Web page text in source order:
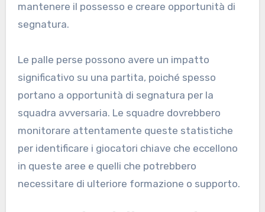
mantenere il possesso e creare opportunità di
segnatura.
Le palle perse possono avere un impatto
significativo su una partita, poiché spesso
portano a opportunità di segnatura per la
squadra avversaria. Le squadre dovrebbero
monitorare attentamente queste statistiche
per identificare i giocatori chiave che eccellono
in queste aree e quelli che potrebbero
necessitare di ulteriore formazione o supporto.